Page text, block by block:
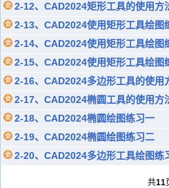
2-12、CAD2024矩形工具的使用方
2-13、CAD2024使用矩形工具绘图
2-14、CAD2024使用矩形工具绘图
2-15、CAD2024使用矩形工具绘图
2-16、CAD2024多边形工具的使用
2-17、CAD2024椭圆工具的使用方
2-18、CAD2024椭圆绘图练习一
2-19、CAD2024椭圆绘图练习二
2-20、CAD2024多边形工具绘图练
共11